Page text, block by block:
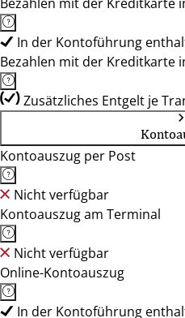
In der Kontoführung
Bezahlen mit der Kreditkarte
Zusätzliches Entgelt je
Kontoauszug per Post
Nicht verfügbar
Kontoauszug am Terminal
Nicht verfügbar
Online-Kontoauszug
In der Kontoführung